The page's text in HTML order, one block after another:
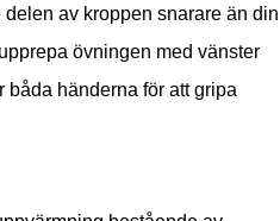
av kroppen snarare än din
övningen med vänster
händerna för att gripa